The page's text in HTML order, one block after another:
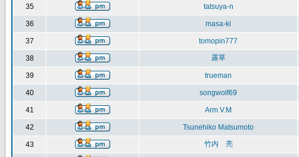
35 tatsuya-n
36 masa-ki
37 tomopin777
38 露草
39 trueman
40 songwolf69
41 Arm V.M
42 Tsunehiko Matsumoto
43 竹内 亮